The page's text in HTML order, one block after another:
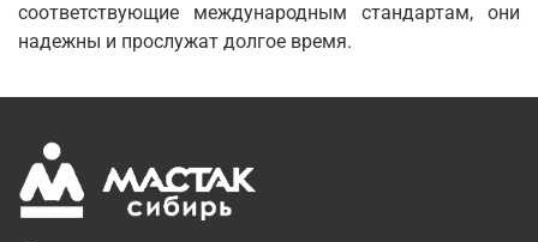
соответствующие международным стандартам, они
надежны и прослужат долгое время.